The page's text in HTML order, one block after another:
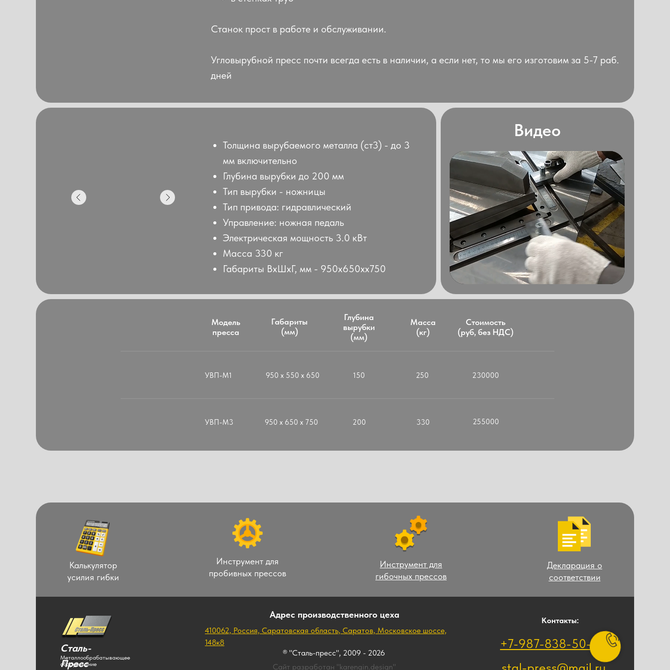
Станок прост в работе и обслуживании.
Угловырубной пресс почти всегда есть в наличии, а если нет, то мы его изготовим за 5-7 раб.
дней
Толщина вырубаемого металла (ст3) - до 3
мм включительно
Глубина вырубки до 200 мм
Тип вырубки - ножницы
Тип привода: гидравлический
Управление: ножная педаль
Электрическая мощность 3.0 кВт
Масса 330 кг
Габариты ВхШхГ, мм - 950х650хх750
УВП-М3
УВП-М1
950 х 650 х 750
950 х 550 х 650
200
150
330
250
255000
230000
Габариты
(мм)
Модель
пресса
Глубина
вырубки
(мм)
Стоимость
(руб, без НДС)
Масса
(кг)
Видео
Инструмент для
пробивных прессов
Инструмент для
гибочных прессов
Декларация о
соответствии
Калькулятор
усилия гибки
Адрес производственного цеха
Контакты:
® "Сталь-пресс", 2009 - 2026
410062, Россия, Саратовская область, Саратов, Московское шоссе,
148к8
+7-987-838-50-51
Сталь-
Пресс
Металлообрабатывающее
оборудование
Сайт разработан "karengin.design"